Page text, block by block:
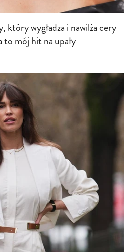
który wygładza i nawilża cery
to mój hit na upały